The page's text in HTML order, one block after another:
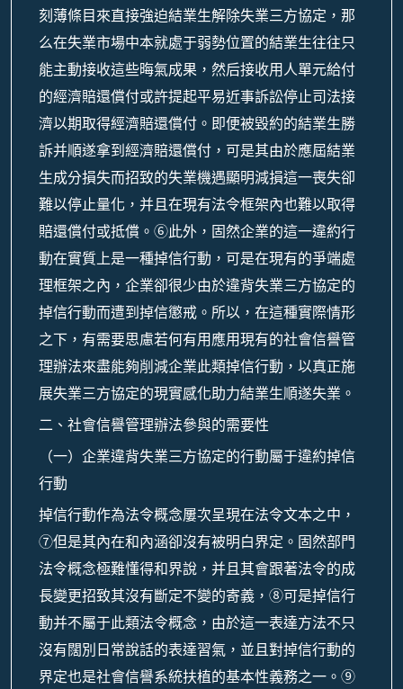
刻薄條目來直接強迫結業生解除失業三方協定，那
么在失業市場中本就處于弱勢位置的結業生往往只
能主動接收這些晦氣成果，然后接收用人單元給付
的經濟賠還償付或許提起平易近事訴訟停止司法接
濟以期取得經濟賠還償付。即便被毀約的結業生勝
訴并順遂拿到經濟賠還償付，可是其由於應屆結業
生成分損失而招致的失業機遇顯明減損這一喪失卻
難以停止量化，并且在現有法令框架內也難以取得
賠還償付或抵償。⑥此外，固然企業的這一違約行
動在實質上是一種掉信行動，可是在現有的爭端處
理框架之內，企業卻很少由於違背失業三方協定的
掉信行動而遭到掉信懲戒。所以，在這種實際情形
之下，有需要思慮若何有用應用現有的社會信譽管
理辦法來盡能夠削減企業此類掉信行動，以真正施
展失業三方協定的現實感化助力結業生順遂失業。
二、社會信譽管理辦法參與的需要性
（一）企業違背失業三方協定的行動屬于違約掉信
行動
掉信行動作為法令概念屢次呈現在法令文本之中，
⑦但是其內在和內涵卻沒有被明白界定。固然部門
法令概念極難懂得和界說，并且其會跟著法令的成
長變更招致其沒有斷定不變的寄義，⑧可是掉信行
動并不屬于此類法令概念，由於這一表達方法不只
沒有闊別日常說話的表達習氣，並且對掉信行動的
界定也是社會信譽系統扶植的基本性義務之一。⑨